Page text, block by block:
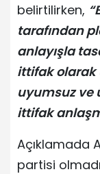
belirtilirken,
tarafından
anlayışla
ittifak olarak
uyumsuz ve
ittifak
Açıklamada
partisi